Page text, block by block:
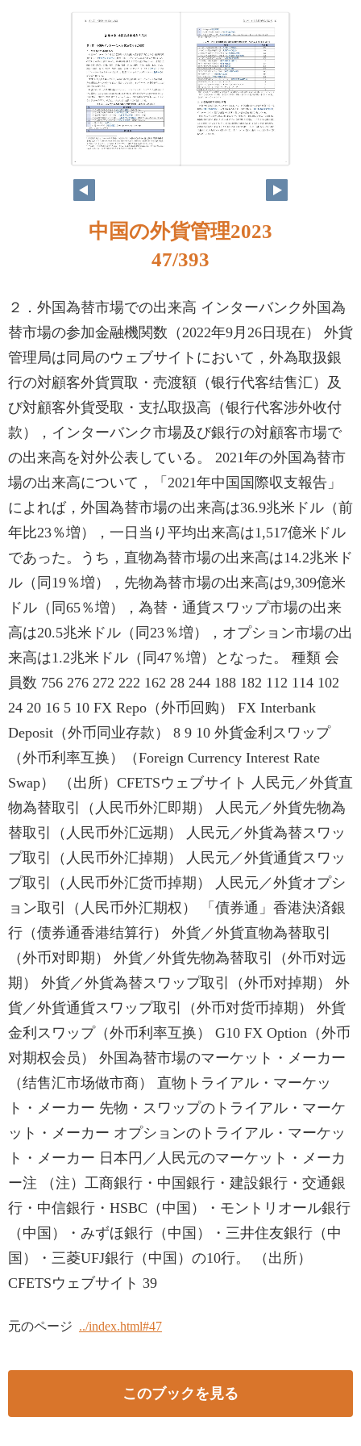
46 47
中国の外貨管理2023
47/393
２．外国為替市場での出来高 インターバンク外国為
替市場の参加金融機関数（2022年9月26日現在） 外貨
管理局は同局のウェブサイトにおいて，外為取扱銀
行の対顧客外貨買取・売渡額（银行代客结售汇）及
び対顧客外貨受取・支払取扱高（银行代客涉外收付
款），インターバンク市場及び銀行の対顧客市場で
の出来高を対外公表している。 2021年の外国為替市
場の出来高について，「2021年中国国際収支報告」
によれば，外国為替市場の出来高は36.9兆米ドル（前
年比23％増），一日当り平均出来高は1,517億米ドル
であった。うち，直物為替市場の出来高は14.2兆米ド
ル（同19％増），先物為替市場の出来高は9,309億米
ドル（同65％増），為替・通貨スワップ市場の出来
高は20.5兆米ドル（同23％増），オプション市場の出
来高は1.2兆米ドル（同47％増）となった。 種類 会
員数 756 276 272 222 162 28 244 188 182 112 114 102
24 20 16 5 10 FX Repo（外币回购） FX Interbank
Deposit（外币同业存款） 8 9 10 外貨金利スワップ
（外币利率互换）（Foreign Currency Interest Rate
Swap） （出所）CFETSウェブサイト 人民元／外貨直
物為替取引（人民币外汇即期） 人民元／外貨先物為
替取引（人民币外汇远期） 人民元／外貨為替スワッ
プ取引（人民币外汇掉期） 人民元／外貨通貨スワッ
プ取引（人民币外汇货币掉期） 人民元／外貨オプシ
ョン取引（人民币外汇期权） 「債券通」香港決済銀
行（债券通香港结算行） 外貨／外貨直物為替取引
（外币对即期） 外貨／外貨先物為替取引（外币对远
期） 外貨／外貨為替スワップ取引（外币对掉期） 外
貨／外貨通貨スワップ取引（外币对货币掉期） 外貨
金利スワップ（外币利率互换） G10 FX Option（外币
对期权会员） 外国為替市場のマーケット・メーカー
（结售汇市场做市商） 直物トライアル・マーケッ
ト・メーカー 先物・スワップのトライアル・マーケ
ット・メーカー オプションのトライアル・マーケッ
ト・メーカー 日本円／人民元のマーケット・メーカ
ー注 （注）工商銀行・中国銀行・建設銀行・交通銀
行・中信銀行・HSBC（中国）・モントリオール銀行
（中国）・みずほ銀行（中国）・三井住友銀行（中
国）・三菱UFJ銀行（中国）の10行。 （出所）
CFETSウェブサイト 39
元のページ ../index.html#47
このブックを見る